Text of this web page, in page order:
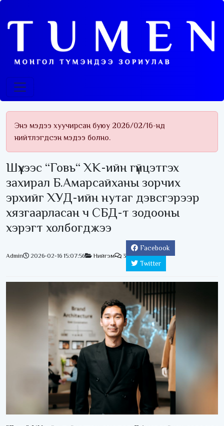
Энэ мэдээ хуучирсан буюу 2026/02/16-нд
нийтлэгдсэн мэдээ болно.
Шүүхээс “Говь“ ХК-ийн гүйцэтгэх
захирал Б.Амарсайханы зорчих
эрхийг ХУД-ийн нутаг дэвсгэрээр
хязгаарласан ч СБД-т зодооны
хэрэгт холбогджээ
Admin 2026-02-16 15:07:56 Нийгэм 3
Facebook
Twitter